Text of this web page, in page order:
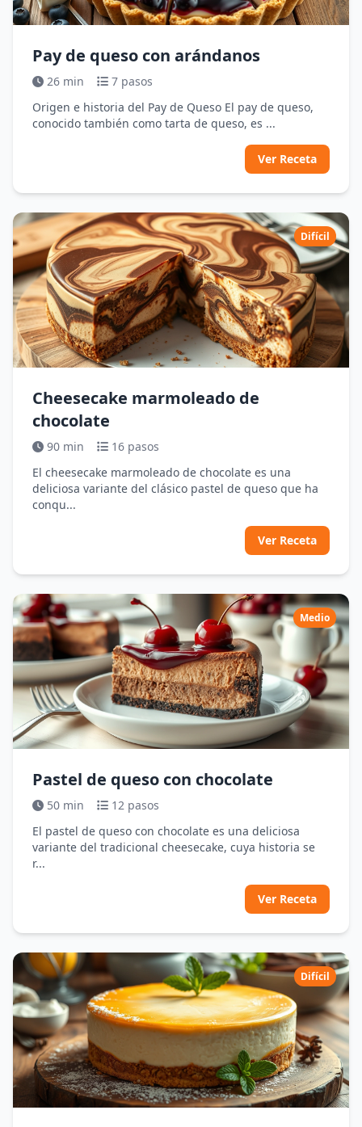
Pay de queso con arándanos
26 min
7 pasos
Origen e historia del Pay de Queso El pay de queso,
conocido también como tarta de queso, es ...
Ver Receta
Difícil
Cheesecake marmoleado de
chocolate
90 min
16 pasos
El cheesecake marmoleado de chocolate es una
deliciosa variante del clásico pastel de queso que ha
conqu...
Ver Receta
Medio
Pastel de queso con chocolate
50 min
12 pasos
El pastel de queso con chocolate es una deliciosa
variante del tradicional cheesecake, cuya historia se
r...
Ver Receta
Difícil